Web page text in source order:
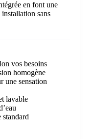
en font une
sans
vos besoins
homogène
une sensation
lavable